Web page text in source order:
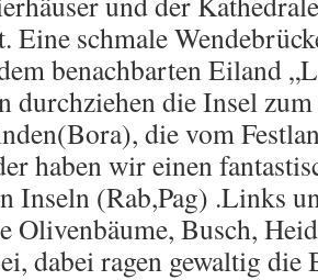
Eine schmale
benachbarten Eiland
durchziehen die Insel
die vom
haben wir einen
Inseln (Rab,Pag) .Links
Olivenbäume, Busch,
dabei ragen gewaltig die